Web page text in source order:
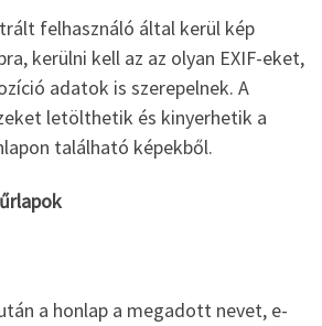
felhasználó által kerül kép
kerülni kell az az olyan EXIF-eket,
adatok is szerepelnek. A
letölthetik és kinyerhetik a
található képekből.
a honlap a megadott nevet, e-